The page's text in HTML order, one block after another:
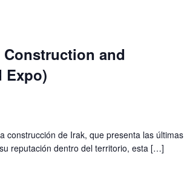
and
Expo)
construcción de Irak, que presenta las últimas
reputación dentro del territorio, esta […]